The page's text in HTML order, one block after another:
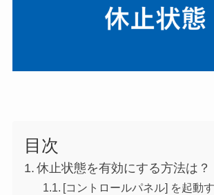
目次
休止状態を有効にする方法は？
[コントロールパネル] を起動